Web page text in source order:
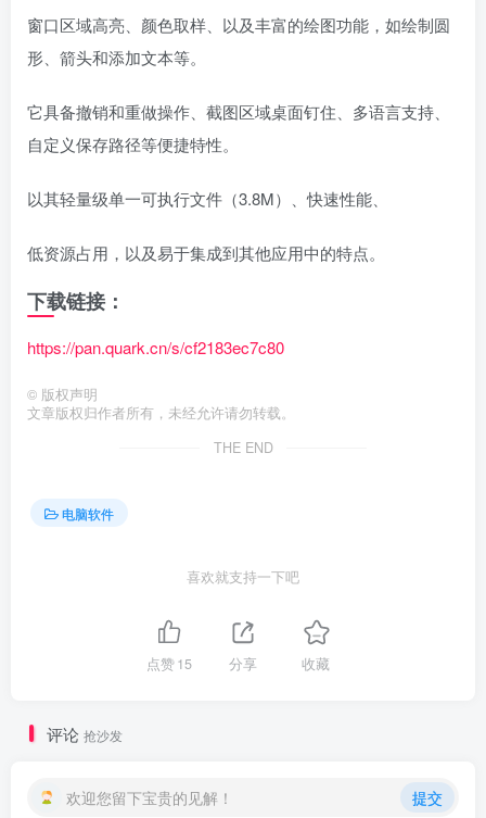
窗口区域高亮、颜色取样、以及丰富的绘图功能，如绘制圆
形、箭头和添加文本等。
它具备撤销和重做操作、截图区域桌面钉住、多语言支持、
自定义保存路径等便捷特性。
以其轻量级单一可执行文件（3.8M）、快速性能、
低资源占用，以及易于集成到其他应用中的特点。
下载链接：
https://pan.quark.cn/s/cf2183ec7c80
© 版权声明
文章版权归作者所有，未经允许请勿转载。
THE END
电脑软件
喜欢就支持一下吧
点赞15 分享 收藏
评论 抢沙发
欢迎您留下宝贵的见解！ 提交